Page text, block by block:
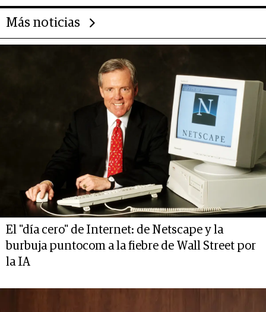
Más noticias
El "día cero" de Internet: de Netscape y la
burbuja puntocom a la fiebre de Wall Street por
la IA